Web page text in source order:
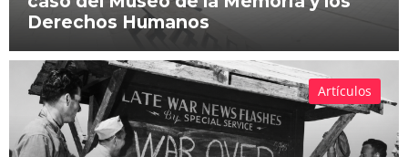
Derechos Humanos
Artículos